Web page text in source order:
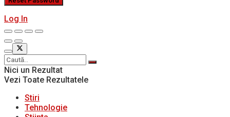
Log In
Nici un Rezultat
Vezi Toate Rezultatele
Stiri
Tehnologie